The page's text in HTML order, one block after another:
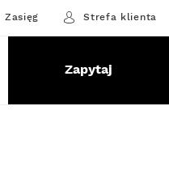
Zasięg Strefa klienta
Zapytaj